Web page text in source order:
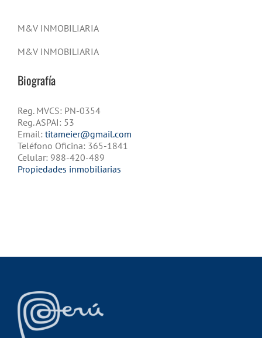
M&V INMOBILIARIA
M&V INMOBILIARIA
Biografía
Reg. MVCS: PN-0354
Reg. ASPAI: 53
Email: titameier@gmail.com
Teléfono Oficina: 365-1841
Celular: 988-420-489
Propiedades inmobiliarias